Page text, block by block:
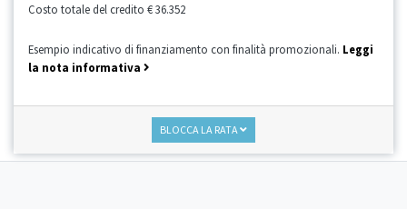
Costo totale del credito € 36.352
Esempio indicativo di finanziamento con finalità promozionali. Leggi
la nota informativa
BLOCCA LA RATA